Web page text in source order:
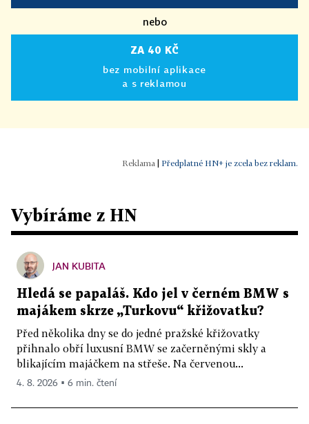
nebo
ZA 40 KČ
bez mobilní aplikace
a s reklamou
Předplatné HN+ je zcela bez reklam.
Vybíráme z HN
JAN KUBITA
Hledá se papaláš. Kdo jel v černém BMW s
majákem skrze „Turkovu“ křižovatku?
Před několika dny se do jedné pražské křižovatky
přihnalo obří luxusní BMW se začerněnými skly a
blikajícím majáčkem na střeše. Na červenou...
4. 8. 2026 ▪ 6 min. čtení